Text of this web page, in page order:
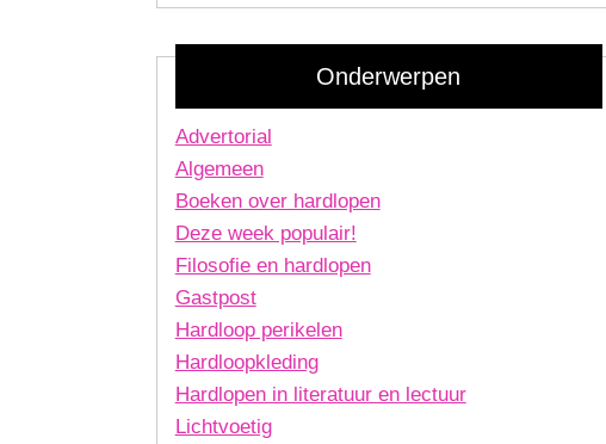
Onderwerpen
Advertorial
Algemeen
Boeken over hardlopen
Deze week populair!
Filosofie en hardlopen
Gastpost
Hardloop perikelen
Hardloopkleding
Hardlopen in literatuur en lectuur
Lichtvoetig